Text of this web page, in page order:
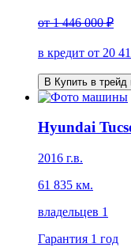
от1 446 000 ₽
в кредит от 20
В Купить в трейд
Hyundai
2016 г.в.
61 835 км.
владельцев 1
Гарантия 1 год